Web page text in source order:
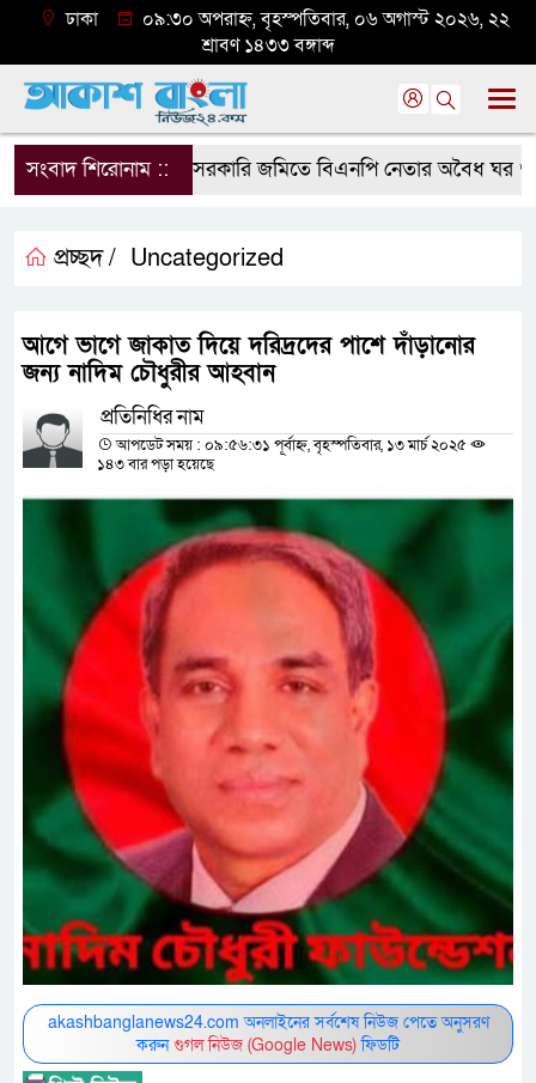
ঢাকা
০৯:৩০ অপরাহ্ন, বৃহস্পতিবার, ০৬ অগাস্ট ২০২৬, ২২
শ্রাবণ ১৪৩৩ বঙ্গাব্দ
সংবাদ শিরোনাম ::সরকারি জমিতে বিএনপি নেতার অবৈধ ঘর গুঁড়িয়ে
প্রচ্ছদ / Uncategorized
আগে ভাগে জাকাত দিয়ে দরিদ্রদের পাশে দাঁড়ানোর
জন্য নাদিম চৌধুরীর আহবান
প্রতিনিধির নাম
আপডেট সময় : ০৯:৫৬:৩১ পূর্বাহ্ন, বৃহস্পতিবার, ১৩ মার্চ ২০২৫
১৪৩ বার পড়া হয়েছে
akashbanglanews24.com অনলাইনের সর্বশেষ নিউজ পেতে অনুসরণ
করুনগুগল নিউজ (Google News)ফিডটি